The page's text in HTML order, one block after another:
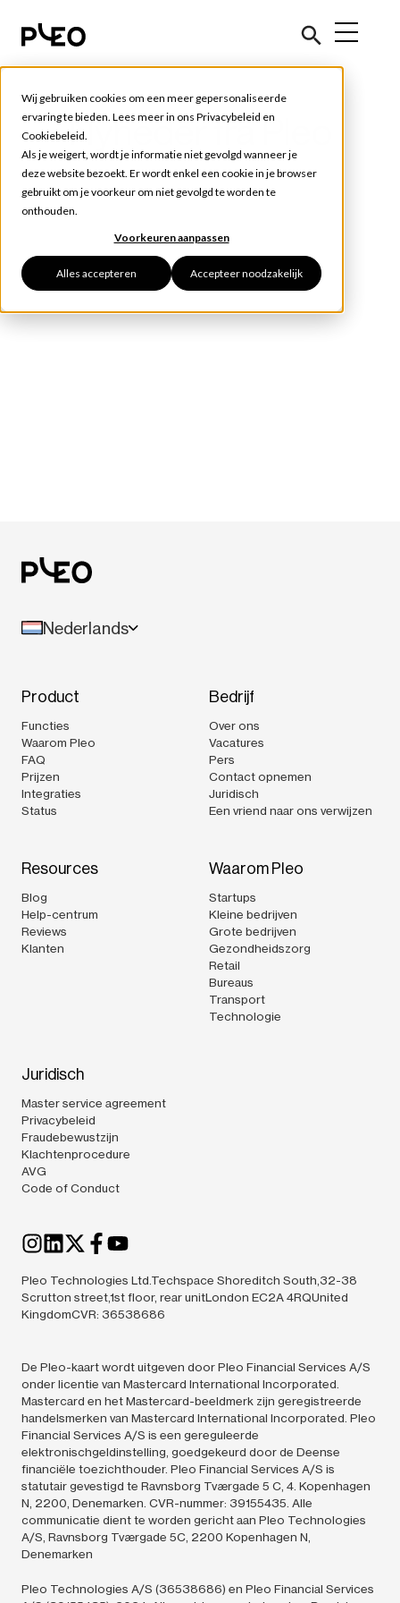
Wij gebruiken cookies om een meer gepersonaliseerde
ervaring te bieden. Lees meer in ons Privacybeleid en
Cookiebeleid.
Als je weigert, wordt je informatie niet gevolgd wanneer je
deze website bezoekt. Er wordt enkel een cookie in je browser
gebruikt om je voorkeur om niet gevolgd te worden te
onthouden.
Voorkeuren aanpassen
Alles accepteren Accepteer noodzakelijk
Nyheder fra Pleo
Nederlands
Product
Functies
Waarom Pleo
FAQ
Prijzen
Integraties
Status
Bedrijf
Over ons
Vacatures
Pers
Contact opnemen
Juridisch
Een vriend naar ons verwijzen
Resources
Blog
Help-centrum
Reviews
Klanten
Waarom Pleo
Startups
Kleine bedrijven
Grote bedrijven
Gezondheidszorg
Retail
Bureaus
Transport
Technologie
Juridisch
Master service agreement
Privacybeleid
Fraudebewustzijn
Klachtenprocedure
AVG
Code of Conduct
Pleo Technologies Ltd.Techspace Shoreditch South,32-38
Scrutton street,1st floor, rear unitLondon EC2A 4RQUnited
KingdomCVR: 36538686
De Pleo-kaart wordt uitgeven door Pleo Financial Services A/S
onder licentie van Mastercard International Incorporated.
Mastercard en het Mastercard-beeldmerk zijn geregistreerde
handelsmerken van Mastercard International Incorporated. Pleo
Financial Services A/S is een gereguleerde
elektronischgeldinstelling, goedgekeurd door de Deense
financiële toezichthouder. Pleo Financial Services A/S is
statutair gevestigd te Ravnsborg Tværgade 5 C, 4. Kopenhagen
N, 2200, Denemarken. CVR-nummer: 39155435. Alle
communicatie dient te worden gericht aan Pleo Technologies
A/S, Ravnsborg Tværgade 5C, 2200 Kopenhagen N,
Denemarken
Pleo Technologies A/S (36538686) en Pleo Financial Services